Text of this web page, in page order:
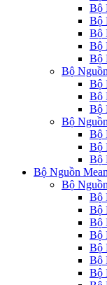
Bộ
Bộ
Bộ
Bộ
Bộ
Bộ
Bộ
Bộ
Bộ
Bộ
Bộ
Bộ
Bộ
Bộ Nguồn
Bộ
Bộ
Bộ
Bộ
Bộ
Bộ
Bộ
Bộ